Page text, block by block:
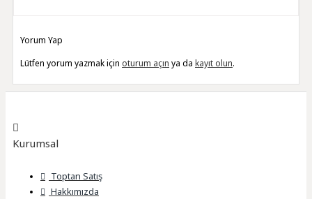
Yorum Yap
Lütfen yorum yazmak için oturum açın ya da kayıt olun.
Kurumsal
Toptan Satış
Hakkımızda